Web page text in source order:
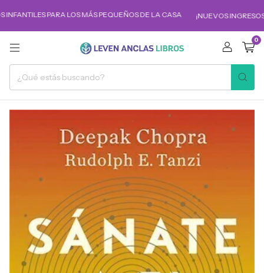
PARA LOS MÁS PEQUEÑOS DE LA CASA ¡NUEVOS INGRESOS!
0